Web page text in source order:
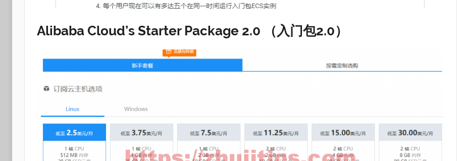
Alibaba Cloud’s Starter Package 2.0 （入门包2.0）